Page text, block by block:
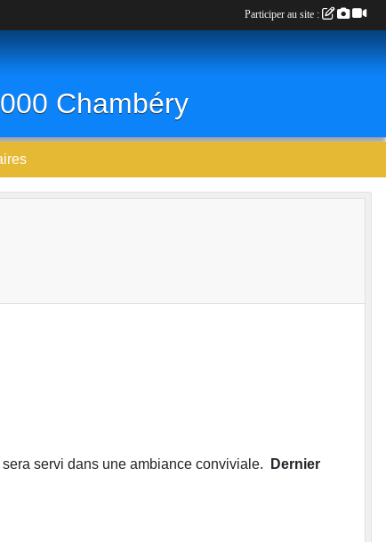
Chambéry
servi dans une ambiance conviviale.
Dernier
Participer au site :